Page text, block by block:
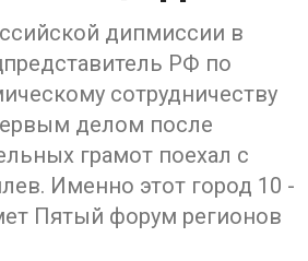
дипмиссии в
РФ по
сотрудничеству
делом после
грамот поехал с
Именно этот город 10 -
Пятый форум регионов